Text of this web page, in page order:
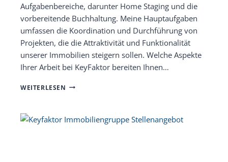
Aufgabenbereiche, darunter Home Staging und die
vorbereitende Buchhaltung. Meine Hauptaufgaben
umfassen die Koordination und Durchführung von
Projekten, die die Attraktivität und Funktionalität
unserer Immobilien steigern sollen. Welche Aspekte
Ihrer Arbeit bei KeyFaktor bereiten Ihnen…
WEITERLESEN 10
OLSCHANSKI